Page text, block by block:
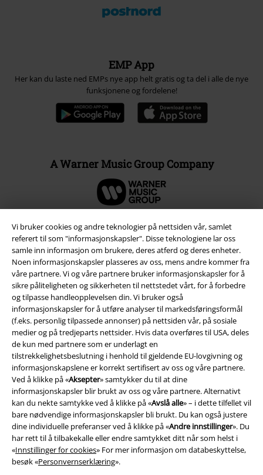
Vi bruker cookies og andre teknologier på nettsiden vår, samlet
referert til som "informasjonskapsler". Disse teknologiene lar oss
samle inn informasjon om brukere, deres atferd og deres enheter.
Noen informasjonskapsler plasseres av oss, mens andre kommer fra
våre partnere. Vi og våre partnere bruker informasjonskapsler for å
sikre påliteligheten og sikkerheten til nettstedet vårt, for å forbedre
og tilpasse handleopplevelsen din. Vi bruker også
informasjonskapsler for å utføre analyser til markedsføringsformål
(f.eks. personlig tilpassede annonser) på nettsiden vår, på sosiale
medier og på tredjeparts nettsider. Hvis data overføres til USA, deles
de kun med partnere som er underlagt en
tilstrekkelighetsbeslutning i henhold til gjeldende EU-lovgivning og
informasjonskapslene er korrekt sertifisert av oss og våre partnere.
Ved å klikke på «Aksepter» samtykker du til at dine
informasjonskapsler blir brukt av oss og våre partnere. Alternativt
kan du nekte samtykke ved å klikke på «Avslå alle» – i dette tilfellet vil
bare nødvendige informasjonskapsler bli brukt. Du kan også justere
dine individuelle preferanser ved å klikke på «Andre innstillinger». Du
har rett til å tilbakekalle eller endre samtykket ditt når som helst i
«Innstillinger for cookies» For mer informasjon om databeskyttelse,
besøk «Personvernserklæring».
EMP App
Her kan du laste ned EMPs nye app helt gratis og ta del i alle de nye
funksjonene og fordelene!
A Warner Music Group Company
Juridisk informasjon/Vilkår
Vilkår
Impressum
Konfidensialitetserklæring
Avfallshåndtering og miljøbeskyttelse
Samsvarserklæring